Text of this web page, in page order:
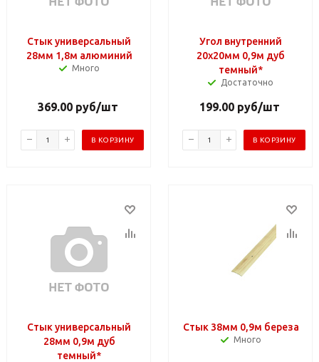
Стык универсальный
28мм 1,8м алюминий
Много
369.00руб/шт
В КОРЗИНУ
Угол внутренний
20х20мм 0,9м дуб
темный*
Достаточно
199.00руб/шт
В КОРЗИНУ
Стык универсальный
28мм 0,9м дуб
темный*
Стык 38мм 0,9м береза
Много